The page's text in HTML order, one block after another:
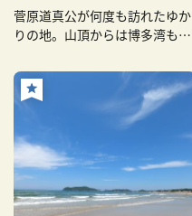
菅原道真公が何度も訪れたゆか
りの地。山頂からは博多湾も見